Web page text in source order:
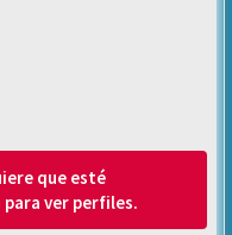
que esté
ver perfiles.